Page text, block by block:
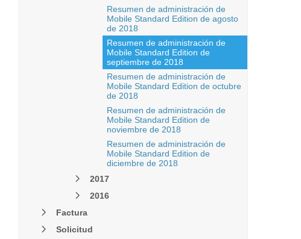
Resumen de administración de
Mobile Standard Edition de agosto
de 2018
Resumen de administración de
Mobile Standard Edition de
septiembre de 2018
Resumen de administración de
Mobile Standard Edition de octubre
de 2018
Resumen de administración de
Mobile Standard Edition de
noviembre de 2018
Resumen de administración de
Mobile Standard Edition de
diciembre de 2018
2017
2016
Factura
Solicitud